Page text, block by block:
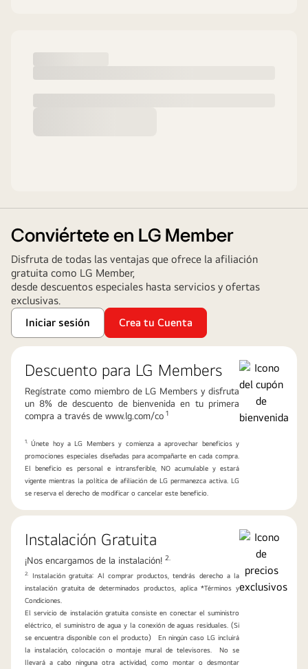
Conviértete en LG Member
Disfruta de todas las ventajas que ofrece la afiliación
gratuita como LG Member,
desde descuentos especiales hasta servicios y ofertas
exclusivas.
Iniciar sesión
Crea tu Cuenta
Descuento para LG Members
Regístrate como miembro de LG Members y disfruta
un 8% de descuento de bienvenida en tu primera
compra a través de www.lg.com/co 1
1.Únete hoy a LG Members y comienza a aprovechar beneficios y
promociones especiales diseñadas para acompañarte en cada compra.
El beneficio es personal e intransferible, NO acumulable y estará
vigente mientras la política de afiliación de LG permanezca activa. LG
se reserva el derecho de modificar o cancelar este beneficio.
Instalación Gratuita
¡Nos encargamos de la instalación! 2.
2.
Instalación gratuita: Al comprar productos, tendrás derecho a la
instalación gratuita de determinados productos, aplica *Términos y
Condiciones.
El servicio de instalación gratuita consiste en conectar el suministro
eléctrico, el suministro de agua y la conexión de aguas residuales. (Si
se encuentra disponible con el producto) En ningún caso LG incluirá
la instalación, colocación o montaje mural de televisores. No se
llevará a cabo ninguna otra actividad, como montar o desmontar